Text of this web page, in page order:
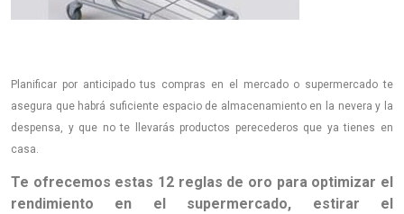
Planificar por anticipado tus compras en el mercado o supermercado te
asegura que habrá suficiente espacio de almacenamiento en la nevera y la
despensa, y que no te llevarás productos perecederos que ya tienes en
casa.
Te ofrecemos estas 12 reglas de oro para optimizar el
rendimiento en el supermercado, estirar el